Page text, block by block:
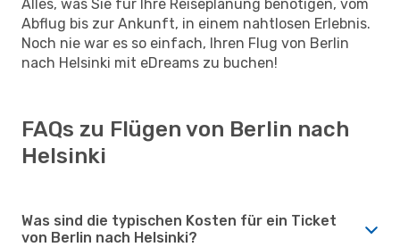
Alles, was Sie für Ihre Reiseplanung benötigen, vom
Abflug bis zur Ankunft, in einem nahtlosen Erlebnis.
Noch nie war es so einfach, Ihren Flug von Berlin
nach Helsinki mit eDreams zu buchen!
FAQs zu Flügen von Berlin nach
Helsinki
Was sind die typischen Kosten für ein Ticket
von Berlin nach Helsinki?